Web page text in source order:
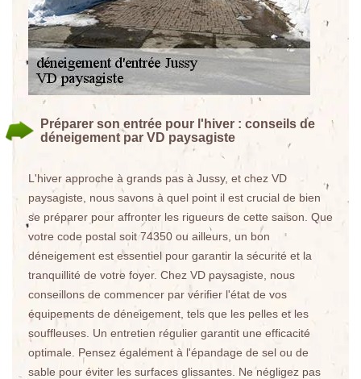
Préparer son entrée pour l'hiver : conseils de
déneigement par VD paysagiste
L'hiver approche à grands pas à Jussy, et chez VD
paysagiste, nous savons à quel point il est crucial de bien
se préparer pour affronter les rigueurs de cette saison. Que
votre code postal soit 74350 ou ailleurs, un bon
déneigement est essentiel pour garantir la sécurité et la
tranquillité de votre foyer. Chez VD paysagiste, nous
conseillons de commencer par vérifier l'état de vos
équipements de déneigement, tels que les pelles et les
souffleuses. Un entretien régulier garantit une efficacité
optimale. Pensez également à l'épandage de sel ou de
sable pour éviter les surfaces glissantes. Ne négligez pas